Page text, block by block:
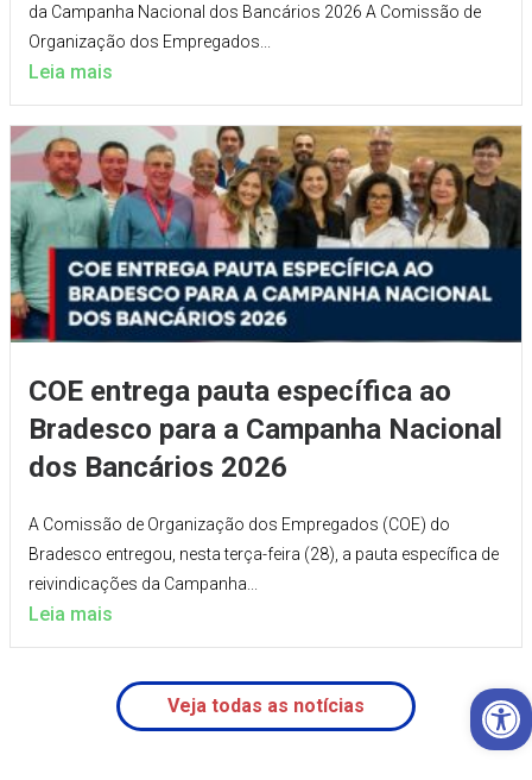
da Campanha Nacional dos Bancários 2026 A Comissão de
Organização dos Empregados...
Leia mais
COE entrega pauta específica ao
Bradesco para a Campanha Nacional
dos Bancários 2026
A Comissão de Organização dos Empregados (COE) do
Bradesco entregou, nesta terça-feira (28), a pauta específica de
reivindicações da Campanha...
Leia mais
Veja todas as notícias